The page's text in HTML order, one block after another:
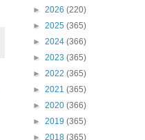
► 2026 (220)
► 2025 (365)
► 2024 (366)
► 2023 (365)
► 2022 (365)
► 2021 (365)
► 2020 (366)
► 2019 (365)
► 2018 (365)